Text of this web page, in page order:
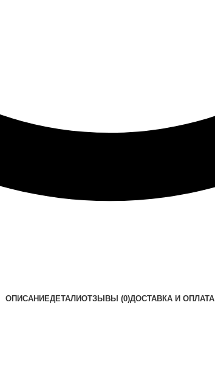
ОПИСАНИЕДЕТАЛИОТЗЫВЫ (0)ДОСТАВКА И ОПЛАТА